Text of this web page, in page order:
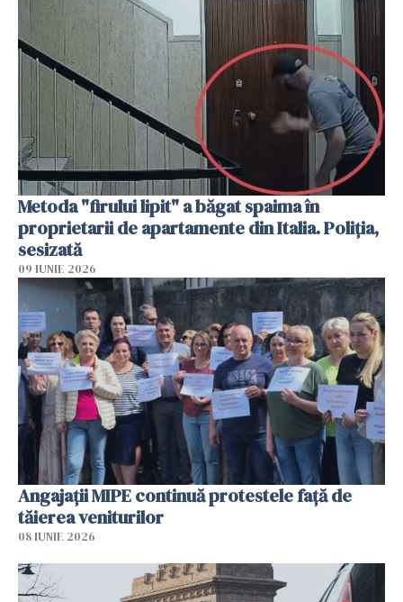
Metoda "firului lipit" a băgat spaima în
proprietarii de apartamente din Italia. Poliția,
sesizată
09 IUNIE 2026
Angajaţii MIPE continuă protestele faţă de
tăierea veniturilor
08 IUNIE 2026